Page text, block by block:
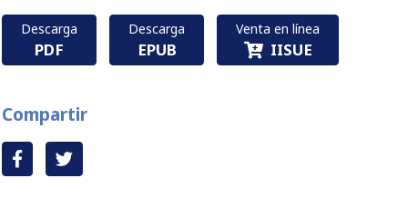
Descarga
PDF
Descarga
EPUB
Venta en línea
IISUE
Compartir